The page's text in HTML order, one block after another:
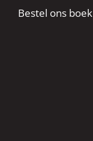
Bestel ons boek